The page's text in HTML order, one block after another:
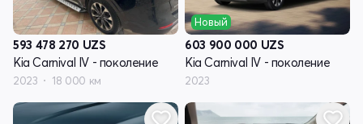
593 478 270 UZS
Kia Carnival IV - поколение
2023 18 000 км
Новый
603 900 000 UZS
Kia Carnival IV - поколение
2023